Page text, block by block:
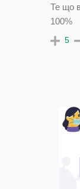
Те що
100%
5